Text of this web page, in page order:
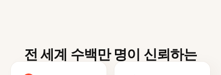
전 세계 수백만 명이 신뢰하는